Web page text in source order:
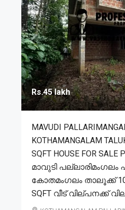
Rs.45 lakh
MAVUDI
KOTHAMANGALAM
SQFT HOUSE FOR SALE
മാവുടി
കോതമംഗലം താലൂക്ക്
SQFT വീട് വില്പനക്ക്